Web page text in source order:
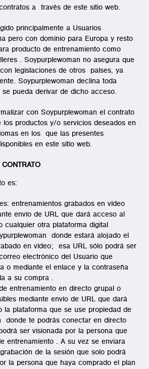
a través de este sitio web.
principalmente a Usuarios
pero con dominio para Europa y resto
producto de entrenamiento como
. Soypurplewoman no asegura que
legislaciones de otros países, ya
Soypurplewoman declina toda
se pueda derivar de dicho acceso.
con Soypurplewoman el contrato
productos y/o servicios deseados en
en los que las presentes
en este sitio web.
es:
entrenamientos grabados en vídeo
envío de URL que dará acceso al
cualquier otra plataforma digital
donde estará alojado el
en vídeo; esa URL sólo podrá ser
electrónico del Usuario que
o mediante el enlace y la contraseña
a su compra .
entrenamiento en directo grupal o
mediante envío de URL que dará
la plataforma que se use propiedad de
donde te podrás conectar en directo
ser visionada por la persona que
entrenamiento . A su vez se enviara
de la sesión que solo podrá
la persona que haya comprado el plan